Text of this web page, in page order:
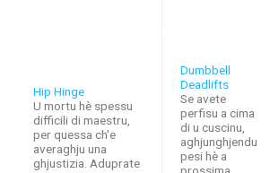
Hip Hinge
U mortu hè spessu
difficili di maestru,
per quessa ch'e
averaghju una
ghjustizia. Aduprate
Dumbbell
Deadlifts
Se avete
perfisu a cima
di u cuscinu,
aghjunghjendu
pesi hè a
prossima